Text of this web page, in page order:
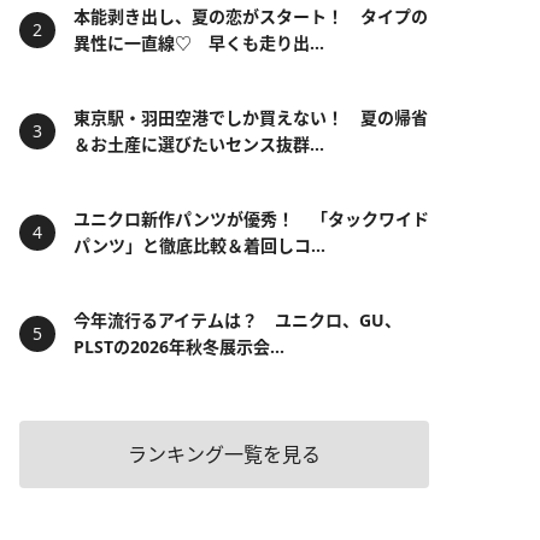
本能剥き出し、夏の恋がスタート！ タイプの
異性に一直線♡ 早くも走り出...
東京駅・羽田空港でしか買えない！ 夏の帰省
＆お土産に選びたいセンス抜群...
ユニクロ新作パンツが優秀！ 「タックワイド
パンツ」と徹底比較＆着回しコ...
今年流行るアイテムは？ ユニクロ、GU、
PLSTの2026年秋冬展示会...
ランキング一覧を見る